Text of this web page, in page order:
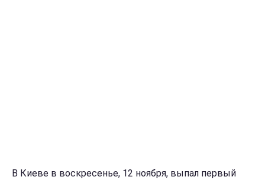
В Киеве в воскресенье, 12 ноября, выпал первый